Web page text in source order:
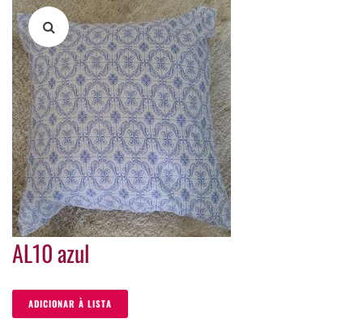
AL10 azul
ADICIONAR À LISTA